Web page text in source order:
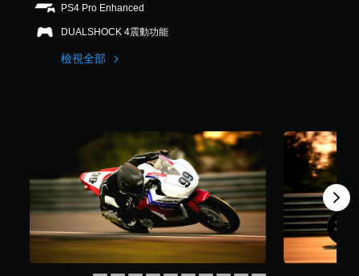
分
PS4 Pro Enhanced
DUALSHOCK 4震動功能
檢視全部